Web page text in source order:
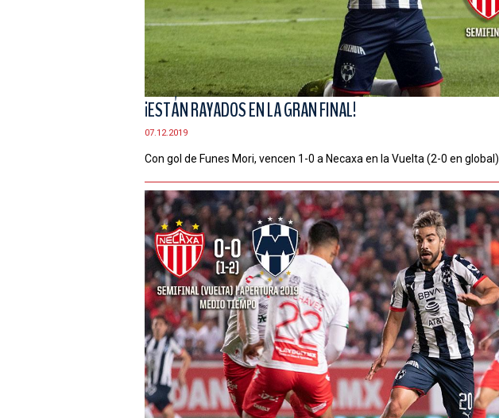
¡ESTÁN RAYADOS EN LA GRAN FINAL!
07.12.2019
Con gol de Funes Mori, vencen 1-0 a Necaxa en la Vuelta (2-0 en global)